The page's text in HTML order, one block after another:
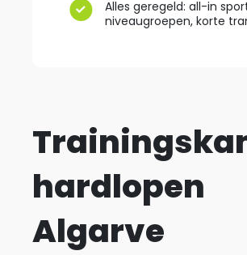
Alles geregeld: all-in
niveaugroepen, korte
hardlopen
Algarve